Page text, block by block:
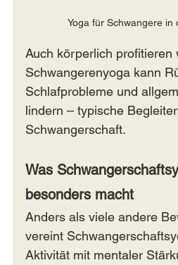
Yoga für Schwangere in
Auch körperlich profitieren
Schwangerenyoga kann
Schlafprobleme und
lindern – typische
Schwangerschaft.
Was
besonders macht
Anders als viele andere
vereint
Aktivität mit mentaler